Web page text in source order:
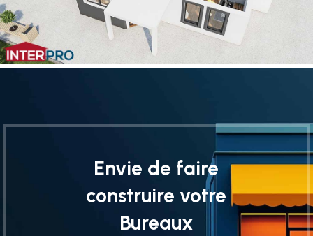
Envie de faire
construire votre
Bureaux